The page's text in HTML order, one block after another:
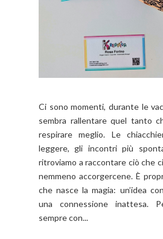
Ci sono momenti, durante le
sembra rallentare quel tanto
respirare meglio. Le
leggere, gli incontri più
ritroviamo a raccontare ciò che
nemmeno accorgercene. È
che nasce la magia: un’idea
una connessione inattesa.
sempre con...